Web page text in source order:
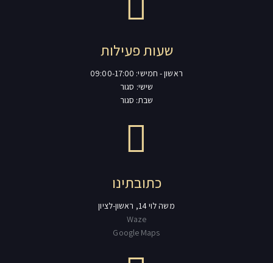
שעות פעילות
ראשון - חמישי: 09:00-17:00
שישי: סגור
שבת: סגור
כתובתינו
משה לוי 14, ראשון-לציון
Waze
Google Maps